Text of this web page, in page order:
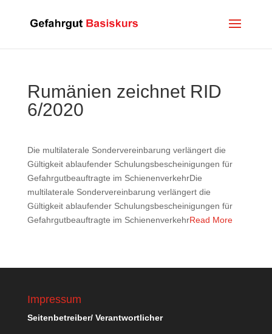
Rumänien zeichnet RID
6/2020
Die multilaterale Sondervereinbarung verlängert die
Gültigkeit ablaufender Schulungsbescheinigungen für
Gefahrgutbeauftragte im SchienenverkehrDie
multilaterale Sondervereinbarung verlängert die
Gültigkeit ablaufender Schulungsbescheinigungen für
Gefahrgutbeauftragte im SchienenverkehrRead More
Impressum
Seitenbetreiber/ Verantwortlicher